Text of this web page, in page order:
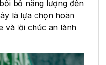
bổ năng lượng đến
là lựa chọn hoàn
và lời chúc an lành